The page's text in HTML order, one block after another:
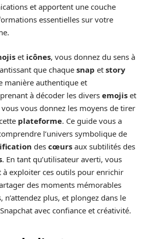
et apportent une couche
essentielles sur votre
et icônes, vous donnez du sens à
que chaque snap et story
manière authentique et
à décoder les divers emojis et
vous vous donnez les moyens de tirer
plateforme. Ce guide vous a
l’univers symbolique de
des cœurs aux subtilités des
. En tant qu’utilisateur averti, vous
à exploiter ces outils pour enrichir
des moments mémorables
n’attendez plus, et plongez dans le
avec confiance et créativité.